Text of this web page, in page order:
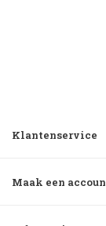
Klantenservice
Maak een